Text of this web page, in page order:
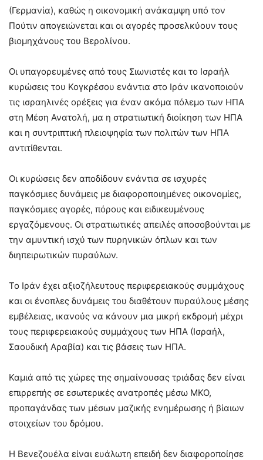
(Γερμανία), καθώς η οικονομική ανάκαμψη υπό τον
Πούτιν απογειώνεται και οι αγορές προσελκύουν τους
βιομηχάνους του Βερολίνου.
Οι υπαγορευμένες από τους Σιωνιστές και το Ισραήλ
κυρώσεις του Κογκρέσου ενάντια στο Ιράν ικανοποιούν
τις ισραηλινές ορέξεις για έναν ακόμα πόλεμο των ΗΠΑ
στη Μέση Ανατολή, μα η στρατιωτική διοίκηση των ΗΠΑ
και η συντριπτική πλειοψηφία των πολιτών των ΗΠΑ
αντιτίθενται.
Οι κυρώσεις δεν αποδίδουν ενάντια σε ισχυρές
παγκόσμιες δυνάμεις με διαφοροποιημένες οικονομίες,
παγκόσμιες αγορές, πόρους και ειδικευμένους
εργαζόμενους. Οι στρατιωτικές απειλές αποσοβούνται με
την αμυντική ισχύ των πυρηνικών όπλων και των
διηπειρωτικών πυραύλων.
Το Ιράν έχει αξιοζήλευτους περιφερειακούς συμμάχους
και οι ένοπλες δυνάμεις του διαθέτουν πυραύλους μέσης
εμβέλειας, ικανούς να κάνουν μια μικρή εκδρομή μέχρι
τους περιφερειακούς συμμάχους των ΗΠΑ (Ισραήλ,
Σαουδική Αραβία) και τις βάσεις των ΗΠΑ.
Καμιά από τις χώρες της σημαίνουσας τριάδας δεν είναι
επιρρεπής σε εσωτερικές ανατροπές μέσω ΜΚΟ,
προπαγάνδας των μέσων μαζικής ενημέρωσης ή βίαιων
στοιχείων του δρόμου.
Η Βενεζουέλα είναι ευάλωτη επειδή δεν διαφοροποίησε